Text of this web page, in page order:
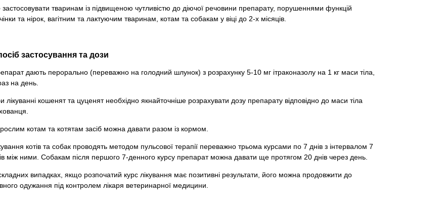
застосовувати тваринам із підвищеною чутливістю до діючої речовини препарату, порушеннями функцій
та нірок, вагітним та лактуючим тваринам, котам та собакам у віці до 2-х місяців.
застосування та дози
дають перорально (переважно на голодний шлунок) з розрахунку 5-10 мг ітраконазолу на 1 кг маси тіла,
на день.
лікуванні кошенят та цуценят необхідно якнайточніше розрахувати дозу препарату відповідно до маси тіла
котам та котятам засіб можна давати разом із кормом.
котів та собак проводять методом пульсової терапії переважно трьома курсами по 7 днів з інтервалом 7
між ними. Собакам після першого 7-денного курсу препарат можна давати ще протягом 20 днів через день.
випадках, якщо розпочатий курс лікування має позитивні результати, його можна продовжити до
одужання під контролем лікаря ветеринарної медицини.